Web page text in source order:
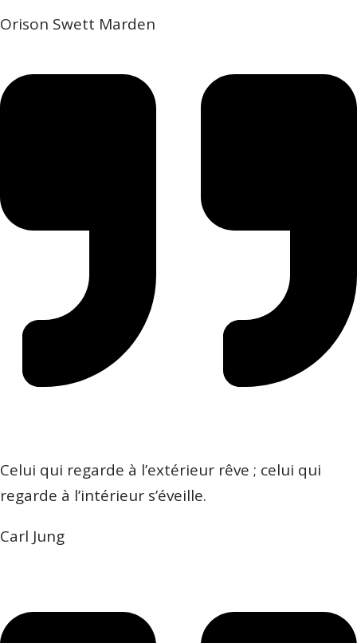
Orison Swett Marden
Celui qui regarde à l’extérieur rêve ; celui qui
regarde à l’intérieur s’éveille.
Carl Jung